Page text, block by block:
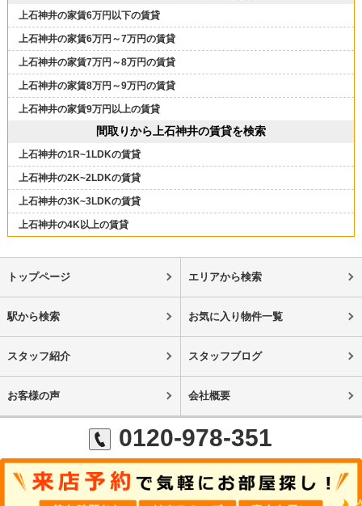
上石神井の家賃6万円以下の賃貸
上石神井の家賃6万円～7万円の賃貸
上石神井の家賃7万円～8万円の賃貸
上石神井の家賃8万円～9万円の賃貸
上石神井の家賃9万円以上の賃貸
間取りから上石神井の賃貸を検索
上石神井の1R~1LDKの賃貸
上石神井の2K~2LDKの賃貸
上石神井の3K~3LDKの賃貸
上石神井の4K以上の賃貸
トップページ エリアから検索
駅から検索 お気に入り物件一覧
スタッフ紹介 スタッフブログ
お客様の声 会社概要
0120-978-351